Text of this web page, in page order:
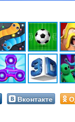
Вконтакте